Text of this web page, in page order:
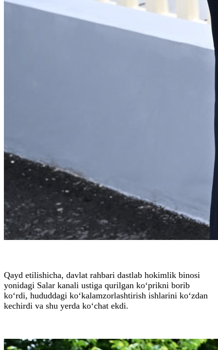
Qayd etilishicha, davlat rahbari dastlab hokimlik binosi
yonidagi Salar kanali ustiga qurilgan ko‘prikni borib
ko‘rdi, hududdagi ko‘kalamzorlashtirish ishlarini ko‘zdan
kechirdi va shu yerda ko‘chat ekdi.